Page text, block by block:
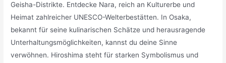
Geisha-Distrikte. Entdecke Nara, reich an Kulturerbe und
Heimat zahlreicher UNESCO-Welterbestätten. In Osaka,
bekannt für seine kulinarischen Schätze und herausragende
Unterhaltungsmöglichkeiten, kannst du deine Sinne
verwöhnen. Hiroshima steht für starken Symbolismus und